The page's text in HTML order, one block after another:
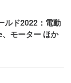
ルド2022：電動
モーター ほか